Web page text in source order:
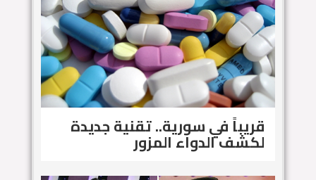
قريباً في سورية.. تقنية جديدة
لكشف الدواء المزور